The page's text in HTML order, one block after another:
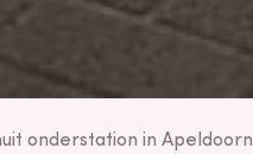
onderstation in Apeldoorn